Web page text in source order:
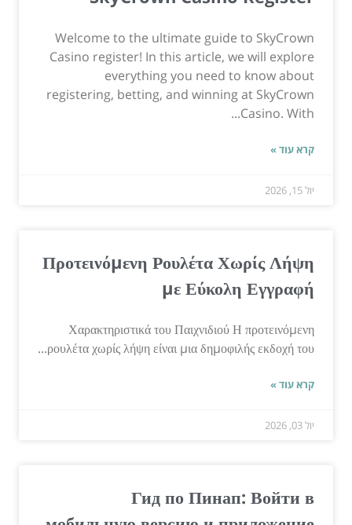
Welcome to the ultimate guide to SkyCrown
Casino register! In this article, we will explore
everything you need to know about
registering, betting, and winning at SkyCrown
Casino. With...
קרא עוד »
יול 15, 2026
Προτεινόμενη Ρουλέτα Χωρίς Λήψη
με Εύκολη Εγγραφή
Χαρακτηριστικά του Παιχνιδιού Η προτεινόμενη
ρουλέτα χωρίς λήψη είναι μια δημοφιλής εκδοχή του...
קרא עוד »
יול 03, 2026
Гид по Пинап: Войти в